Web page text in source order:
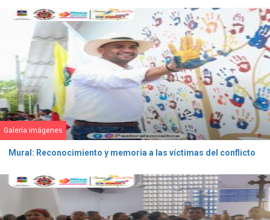
Galería imágenes
Mural: Reconocimiento y memoria a las víctimas del conflicto